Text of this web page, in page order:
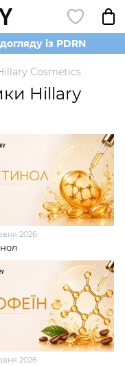
із PDRN
Cosmetics
Hillarу
2026
2026